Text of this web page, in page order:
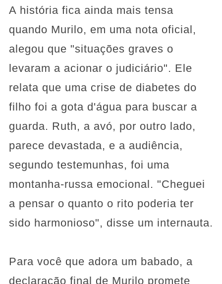
A história fica ainda mais tensa
quando Murilo, em uma nota oficial,
alegou que "situações graves o
levaram a acionar o judiciário". Ele
relata que uma crise de diabetes do
filho foi a gota d'água para buscar a
guarda. Ruth, a avó, por outro lado,
parece devastada, e a audiência,
segundo testemunhas, foi uma
montanha-russa emocional. "Cheguei
a pensar o quanto o rito poderia ter
sido harmonioso", disse um internauta.
Para você que adora um babado, a
declaração final de Murilo promete